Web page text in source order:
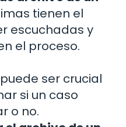
tienen el
escuchadas y
el proceso.
ser crucial
si un caso
o no.